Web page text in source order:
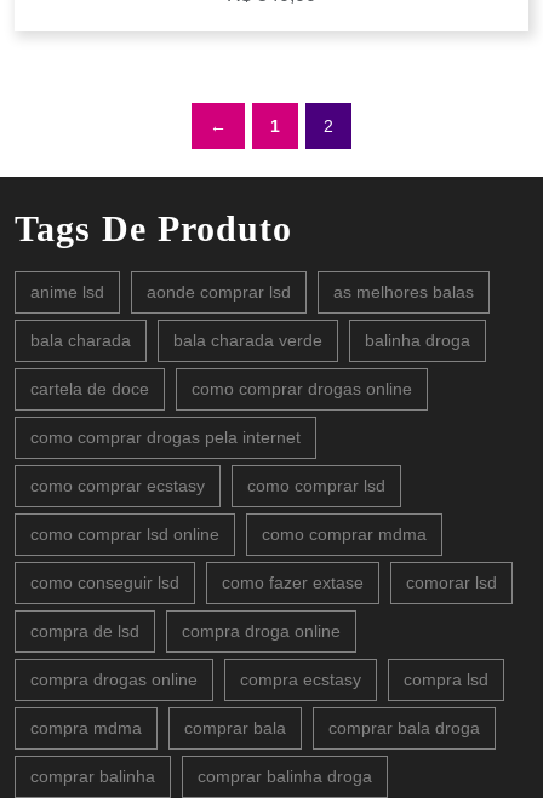
← 1 2
Tags De Produto
anime lsd aonde comprar lsd as melhores balas
bala charada bala charada verde balinha droga
cartela de doce como comprar drogas online
como comprar drogas pela internet
como comprar ecstasy como comprar lsd
como comprar lsd online como comprar mdma
como conseguir lsd como fazer extase comorar lsd
compra de lsd compra droga online
compra drogas online compra ecstasy compra lsd
compra mdma comprar bala comprar bala droga
comprar balinha comprar balinha droga